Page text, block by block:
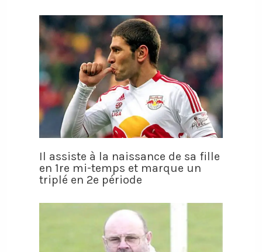
Il assiste à la naissance de sa fille
en 1re mi-temps et marque un
triplé en 2e période